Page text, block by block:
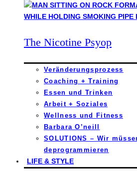
The Nicotine Psyop
Veränderungsprozess
Coaching + Training
Essen und Trinken
Arbeit + Soziales
Wellness und Fitness
Barbara O’neill
SOLUTIONS – Wir
deprogrammieren
LIFE & STYLE